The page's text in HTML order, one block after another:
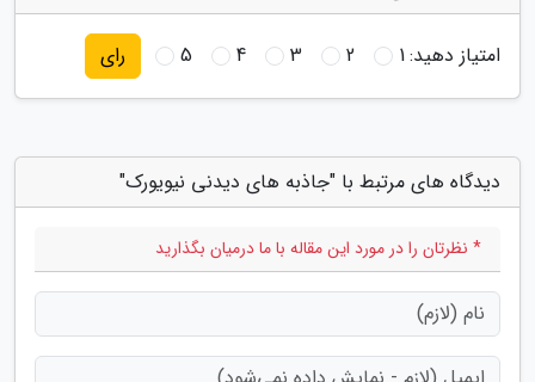
امتیاز دهید:1
2
3
4
5 رای
دیدگاه های مرتبط با "جاذبه های دیدنی نیویورک"
* نظرتان را در مورد این مقاله با ما درمیان بگذارید